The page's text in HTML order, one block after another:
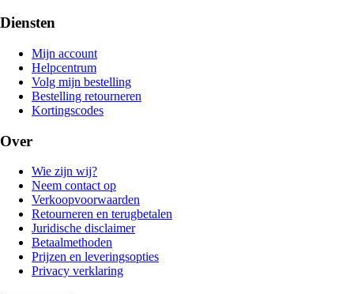
Diensten
Mijn account
Helpcentrum
Volg mijn bestelling
Bestelling retourneren
Kortingscodes
Over
Wie zijn wij?
Neem contact op
Verkoopvoorwaarden
Retourneren en terugbetalen
Juridische disclaimer
Betaalmethoden
Prijzen en leveringsopties
Privacy verklaring